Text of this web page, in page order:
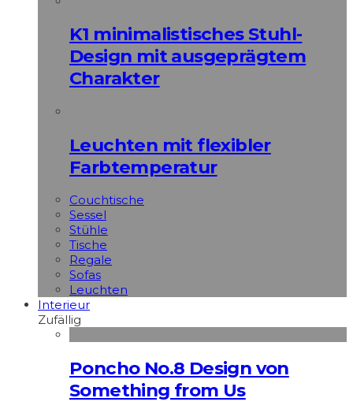
K1 minimalistisches Stuhl-
Design mit ausgeprägtem
Charakter
Leuchten mit flexibler
Farbtemperatur
Couchtische
Sessel
Stühle
Tische
Regale
Sofas
Leuchten
Interieur
Zufällig
Poncho No.8 Design von
Something from Us